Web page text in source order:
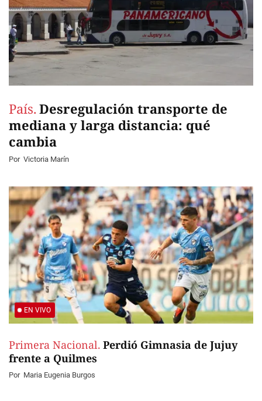
País. Desregulación transporte de
mediana y larga distancia: qué
cambia
Por Victoria Marín
EN VIVO
Primera Nacional. Perdió Gimnasia de Jujuy
frente a Quilmes
Por Maria Eugenia Burgos